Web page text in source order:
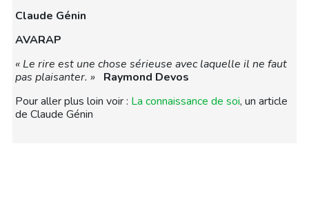
Claude Génin
AVARAP
« Le rire est une chose sérieuse avec laquelle il ne faut
pas plaisanter. » Raymond Devos
Pour aller plus loin voir : La connaissance de soi, un article
de Claude Génin